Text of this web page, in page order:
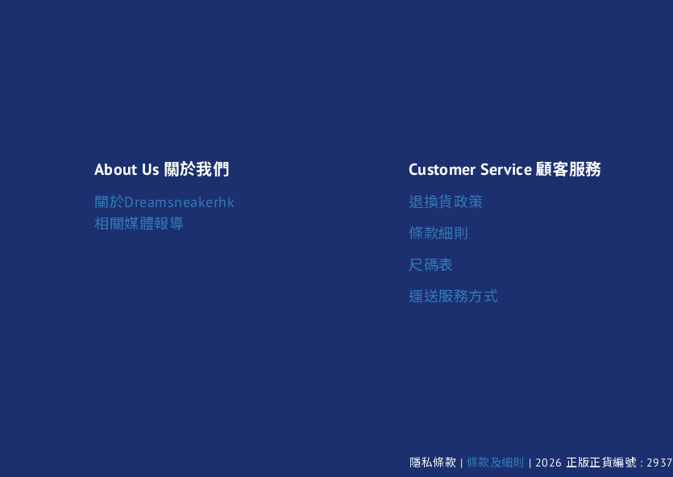
About Us 關於我們
關於Dreamsneakerhk
相關媒體報導
Customer Service 顧客服務
退換貨政策
條款細則
尺碼表
運送服務方式
隱私條款 | 條款及細則 | 2026 正版正貨編號 : 2937